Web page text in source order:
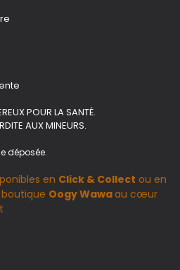
POUR LA SANTÉ.
AUX MINEURS.
déposée.
en Click & Collect ou en
Oogy Wawaau cœur